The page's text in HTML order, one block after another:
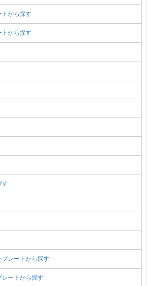
トから探す
トから探す
す
レートから探す
レートから探す